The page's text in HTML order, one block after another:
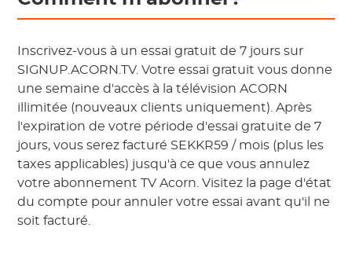
Inscrivez-vous à un essai gratuit de 7 jours sur
SIGNUP.ACORN.TV. Votre essai gratuit vous donne
une semaine d'accès à la télévision ACORN
illimitée (nouveaux clients uniquement). Après
l'expiration de votre période d'essai gratuite de 7
jours, vous serez facturé SEKKR59 / mois (plus les
taxes applicables) jusqu'à ce que vous annulez
votre abonnement TV Acorn. Visitez la page d'état
du compte pour annuler votre essai avant qu'il ne
soit facturé.